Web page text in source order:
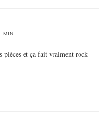
MIN
pièces et ça fait vraiment rock